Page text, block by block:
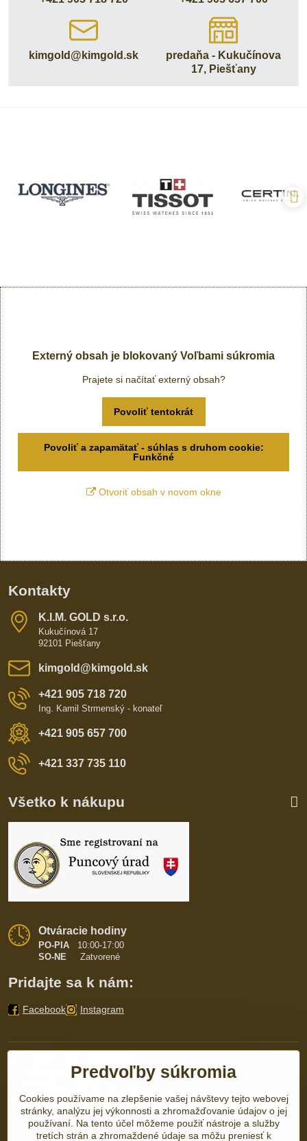
kimgold​@kimgold​.sk
predaňa - Kukučínova
17, Piešťany
Externý obsah je blokovaný Voľbami súkromia
Prajete si načítať externý obsah?
Povoliť tentokrát
Povoliť a zapamätať - súhlas s druhom cookie:
Funkčné
Otvoriť obsah v novom okne
Kontakty
K​​.I​​.M​​. GOLD s​​.r​​.o​​.
Kukučínová 17
92101 Piešťany
kimgold​@kimgold​.sk
+421 905 718 720
Ing. Kamil Strmenský - konateľ
+421 905 657 700
+421 337 735 110
Všetko k nákupu
Otváracie hodiny
PO-PIA
10:00-17:00
SO-NE Zatvorené
Pridajte sa k nám:
Facebook Instagram
Predvoľby súkromia
Cookies používame na zlepšenie vašej návštevy tejto webovej
stránky, analýzu jej výkonnosti a zhromažďovanie údajov o jej
používaní. Na tento účel môžeme použiť nástroje a služby
tretích strán a zhromaždené údaje sa môžu preniesť k